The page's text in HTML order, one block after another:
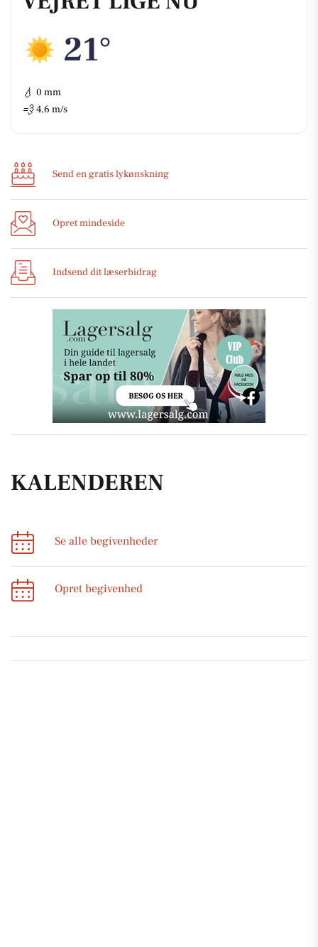
21°
💧 0 mm
💨 4,6 m/s
Send en gratis lykønskning
Opret mindeside
Indsend dit læserbidrag
KALENDEREN
Se alle begivenheder
Opret begivenhed